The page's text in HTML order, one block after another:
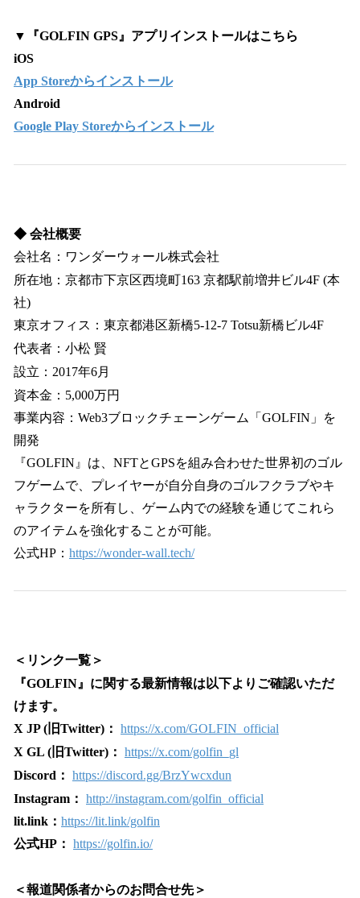
▼『GOLFIN GPS』アプリインストールはこちら
iOS
App Storeからインストール
Android
Google Play Storeからインストール
◆ 会社概要
会社名：ワンダーウォール株式会社
所在地：京都市下京区西境町163 京都駅前増井ビル4F (本
社)
東京オフィス：東京都港区新橋5-12-7 Totsu新橋ビル4F
代表者：小松 賢
設立：2017年6月
資本金：5,000万円
事業内容：Web3ブロックチェーンゲーム「GOLFIN」を
開発
『GOLFIN』は、NFTとGPSを組み合わせた世界初のゴル
フゲームで、プレイヤーが自分自身のゴルフクラブやキ
ャラクターを所有し、ゲーム内での経験を通じてこれら
のアイテムを強化することが可能。
公式HP： https://wonder-wall.tech/
＜リンク一覧＞
『GOLFIN』に関する最新情報は以下よりご確認いただ
けます。
X JP (旧Twitter)： https://x.com/GOLFIN_official
X GL (旧Twitter)： https://x.com/golfin_gl
Discord： https://discord.gg/BrzYwcxdun
Instagram： http://instagram.com/golfin_official
lit.link： https://lit.link/golfin
公式HP： https://golfin.io/
＜報道関係者からのお問合せ先＞